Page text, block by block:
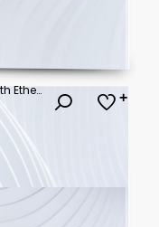
Mystical Tropical Rainforest Canopy with Ethereal Golden Sunbeams Piercing Through Thick Emerald Mist and Lush Verdant Foliage - Serene Pristine Jungle Wilderness Landscape